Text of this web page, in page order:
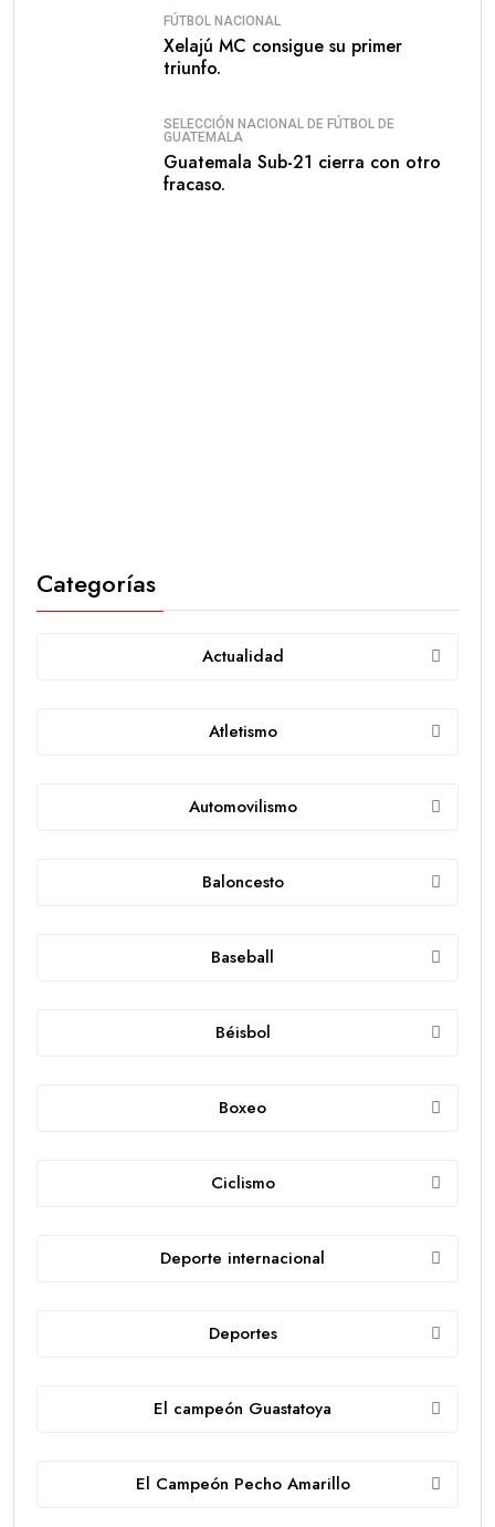
FÚTBOL NACIONAL
Xelajú MC consigue su primer
triunfo.
SELECCIÓN NACIONAL DE FÚTBOL DE
GUATEMALA
Guatemala Sub-21 cierra con otro
fracaso.
Categorías
Actualidad
Atletismo
Automovilismo
Baloncesto
Baseball
Béisbol
Boxeo
Ciclismo
Deporte internacional
Deportes
El campeón Guastatoya
El Campeón Pecho Amarillo